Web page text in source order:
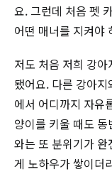
요. 그런데 처음 펫
어떤 매너를 지켜야
저도 처음 저희 강
됐어요. 다른 강아
에서 어디까지 자유
양이를 키울 때도
와는 또 분위기가
게 노하우가 쌓이더